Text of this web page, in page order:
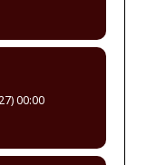
00:00